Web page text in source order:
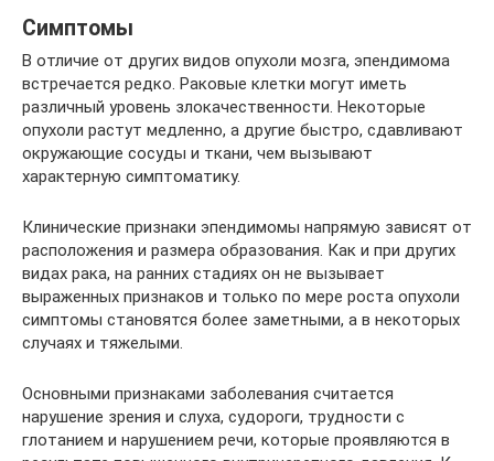
Симптомы
В отличие от других видов опухоли мозга, эпендимома
встречается редко. Раковые клетки могут иметь
различный уровень злокачественности. Некоторые
опухоли растут медленно, а другие быстро, сдавливают
окружающие сосуды и ткани, чем вызывают
характерную симптоматику.
Клинические признаки эпендимомы напрямую зависят от
расположения и размера образования. Как и при других
видах рака, на ранних стадиях он не вызывает
выраженных признаков и только по мере роста опухоли
симптомы становятся более заметными, а в некоторых
случаях и тяжелыми.
Основными признаками заболевания считается
нарушение зрения и слуха, судороги, трудности с
глотанием и нарушением речи, которые проявляются в